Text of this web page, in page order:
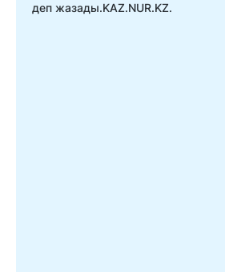
деп жазады.KAZ.NUR.KZ.